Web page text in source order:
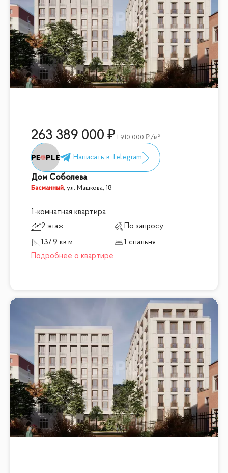
263 389 000 1 910 000 /м²
Дом Соболева
Басманный, ул. Машкова, 18
1-комнатная квартира
2 этаж
По запросу
137.9 кв.м
1 спальня